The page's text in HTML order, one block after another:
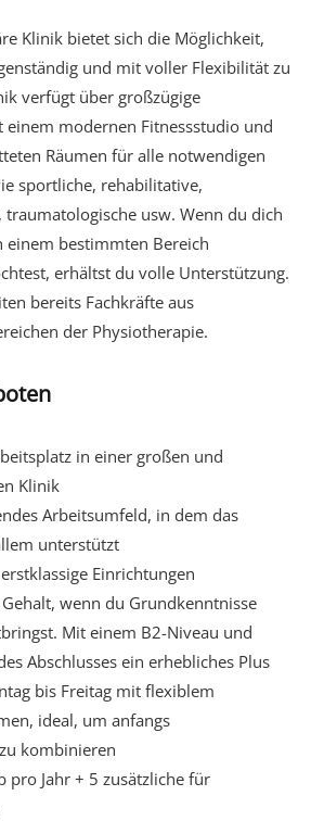
Klinik bietet sich die Möglichkeit,
und mit voller Flexibilität zu
verfügt über großzügige
einem modernen Fitnessstudio und
Räumen für alle notwendigen
sportliche, rehabilitative,
traumatologische usw. Wenn du dich
einem bestimmten Bereich
erhältst du volle Unterstützung.
bereits Fachkräfte aus
der Physiotherapie.
in einer großen und
Klinik
Arbeitsumfeld, in dem das
unterstützt
Einrichtungen
wenn du Grundkenntnisse
Mit einem B2-Niveau und
Abschlusses ein erhebliches Plus
bis Freitag mit flexiblem
ideal, um anfangs
kombinieren
pro Jahr + 5 zusätzliche für